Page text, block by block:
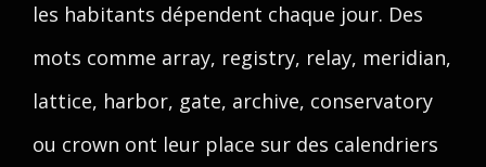
les habitants dépendent chaque jour. Des
mots comme array, registry, relay, meridian,
lattice, harbor, gate, archive, conservatory
ou crown ont leur place sur des calendriers